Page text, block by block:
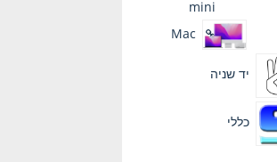
mini
Mac
יד שניה
כללי